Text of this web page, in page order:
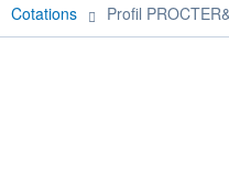
Cotations Profil